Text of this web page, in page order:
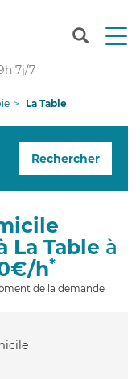
T
n
g
i
7j/7
La Table
Rechercher
La Table à
h*
de la demande